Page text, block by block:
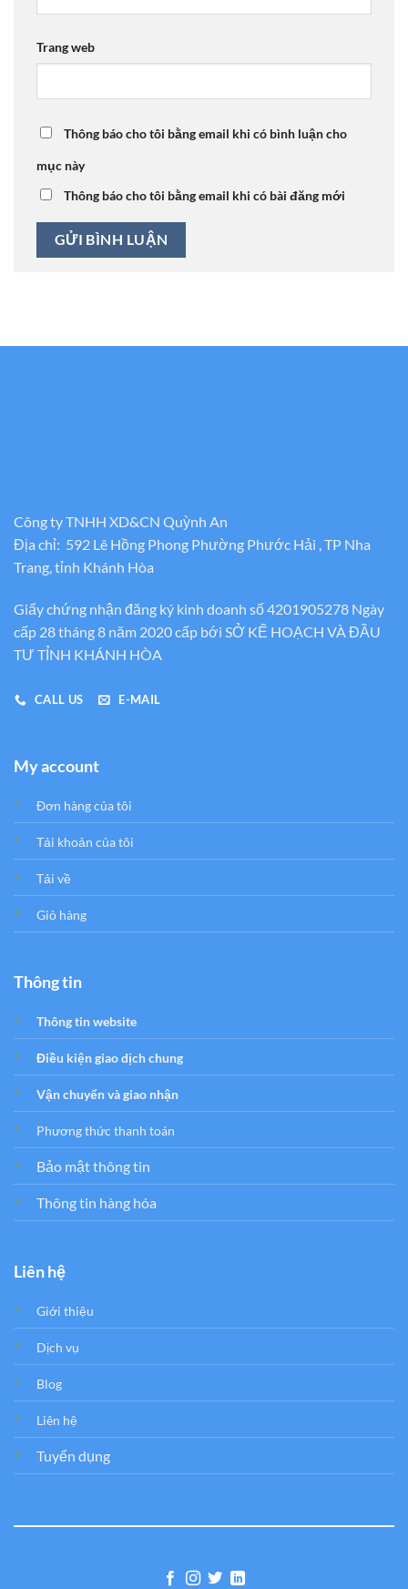
Trang web
Thông báo cho tôi bằng email khi có bình luận cho
mục này
Thông báo cho tôi bằng email khi có bài đăng mới
Công ty TNHH XD&CN Quỳnh An
Địa chỉ: 592 Lê Hồng Phong Phường Phước Hải , TP Nha
Trang, tỉnh Khánh Hòa
Giấy chứng nhận đăng ký kinh doanh số 4201905278 Ngày
cấp 28 tháng 8 năm 2020 cấp bới SỞ KẾ HOẠCH VÀ ĐẦU
TƯ TỈNH KHÁNH HÒA
CALL US E-MAIL
My account
Đơn hàng của tôi
Tải khoản của tôi
Tải về
Giỏ hàng
Thông tin
Thông tin website
Điều kiện giao dịch chung
Vận chuyển và giao nhận
Phương thức thanh toán
Bảo mật thông tin
Thông tin hàng hóa
Liên hệ
Giới thiệu
Dịch vụ
Blog
Liên hệ
Tuyển dụng